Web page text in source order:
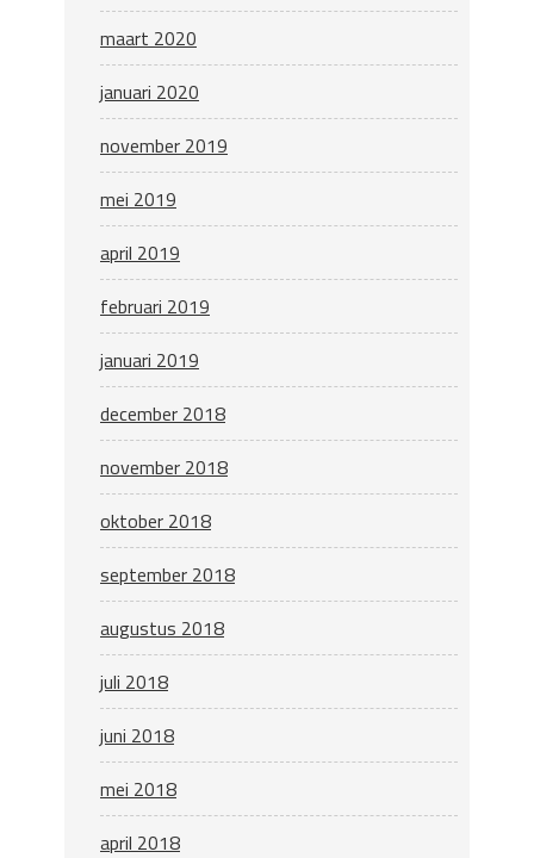
maart 2020
januari 2020
november 2019
mei 2019
april 2019
februari 2019
januari 2019
december 2018
november 2018
oktober 2018
september 2018
augustus 2018
juli 2018
juni 2018
mei 2018
april 2018